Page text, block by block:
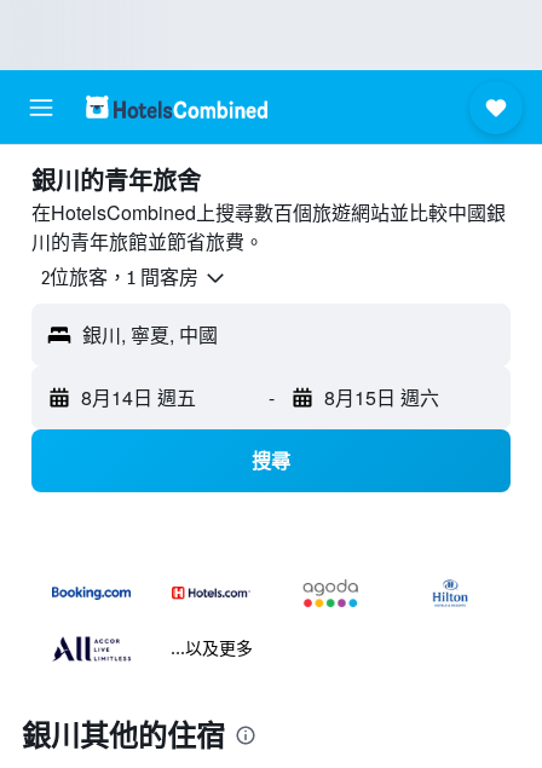
銀川的青年旅舍
在HotelsCombined上搜尋數百個旅遊網站並比較中國銀
川的青年旅館並節省旅費。
2位旅客，1 間客房
銀川, 寧夏, 中國
8月14日 週五 - 8月15日 週六
搜尋
...以及更多
銀川​其他的住宿